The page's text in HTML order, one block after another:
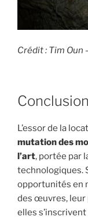
Crédit : Tim Oun
Conclusion
L’essor de la
mutation des
l’art, portée par
technologiques.
opportunités en
des œuvres, leur
elles s’inscrivent